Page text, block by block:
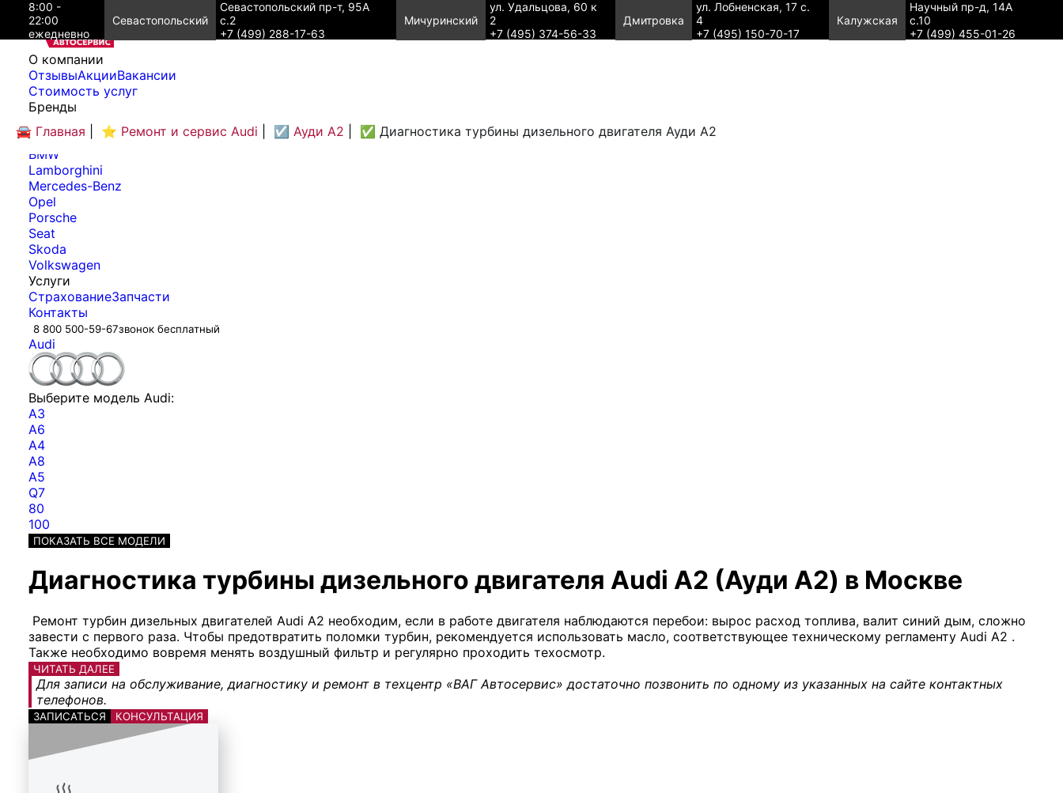
8:00 -
22:00
ежедневно
Севастопольский
Севастопольский пр-т, 95А
с.2
+7 (499) 288-17-63
Мичуринский
ул. Удальцова, 60 к
2
+7 (495) 374-56-33
Дмитровка
ул. Лобненская, 17 с.
4
+7 (495) 150-70-17
Калужская
Научный пр-д, 14А
с.10
+7 (499) 455-01-26
O компании
ОтзывыАкцииВакансии
Cтоимость услуг
Бренды
Audi
Bentley
BMW
Lamborghini
Mercedes-Benz
Opel
Porsche
Seat
Skoda
Volkswagen
Услуги
СтрахованиеЗапчасти
Контакты
8 800 500-59-67звонок бесплатный
🚘 Главная ⭐ Ремонт и сервис Audi ☑️ Ауди А2 ✅ Диагностика турбины дизельного двигателя Ауди А2
Audi
Выберите модель Audi:
A3
A6
A4
A8
A5
Q7
80
100
ПОКАЗАТЬ ВСЕ МОДЕЛИ
Диагностика турбины дизельного двигателя Audi A2 (Ауди А2) в Москве
Ремонт турбин дизельных двигателей Audi A2 необходим, если в работе двигателя наблюдаются перебои: вырос расход топлива, валит синий дым, сложно
завести с первого раза. Чтобы предотвратить поломки турбин, рекомендуется использовать масло, соответствующее техническому регламенту Audi A2 .
Также необходимо вовремя менять воздушный фильтр и регулярно проходить техосмотр.
ЧИТАТЬ ДАЛЕЕ
Для записи на обслуживание, диагностику и ремонт в техцентр «ВАГ Автосервис» достаточно позвонить по одному из указанных на сайте контактных
телефонов.
ЗАПИСАТЬСЯ КОНСУЛЬТАЦИЯ